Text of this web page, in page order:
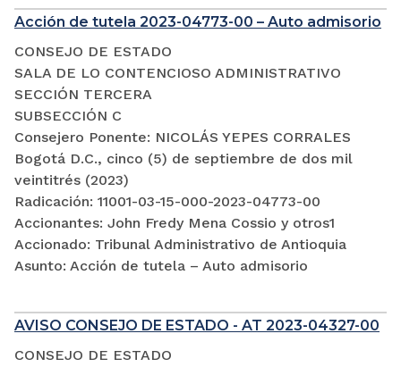
Acción de tutela 2023-04773-00 – Auto admisorio
CONSEJO DE ESTADO
SALA DE LO CONTENCIOSO ADMINISTRATIVO
SECCIÓN TERCERA
SUBSECCIÓN C
Consejero Ponente: NICOLÁS YEPES CORRALES
Bogotá D.C., cinco (5) de septiembre de dos mil
veintitrés (2023)
Radicación: 11001-03-15-000-2023-04773-00
Accionantes: John Fredy Mena Cossio y otros1
Accionado: Tribunal Administrativo de Antioquia
Asunto: Acción de tutela – Auto admisorio
AVISO CONSEJO DE ESTADO - AT 2023-04327-00
CONSEJO DE ESTADO